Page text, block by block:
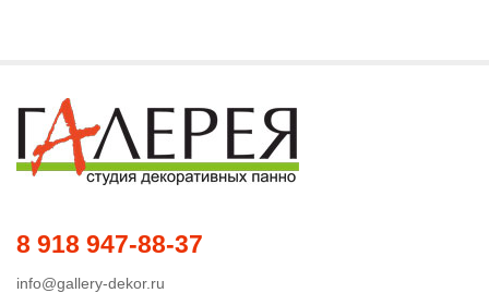
8 918 947-88-37
info@gallery-dekor.ru